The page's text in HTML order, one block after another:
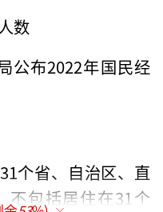
数
公布2022年国民经
个省、自治区、直
不包括居住在31个